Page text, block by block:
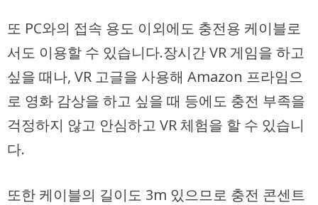
또 PC와의 접속 용도 이외에도 충전용 케이블로
서도 이용할 수 있습니다.장시간 VR 게임을 하고
싶을 때나, VR 고글을 사용해 Amazon 프라임으
로 영화 감상을 하고 싶을 때 등에도 충전 부족을
걱정하지 않고 안심하고 VR 체험을 할 수 있습니
다.
또한 케이블의 길이도 3m 있으므로 충전 콘센트